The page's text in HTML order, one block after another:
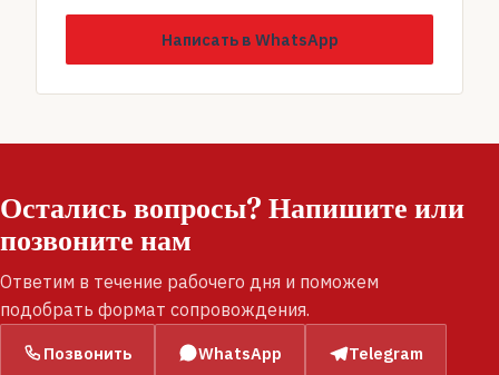
Написать в WhatsApp
Остались вопросы? Напишите или
позвоните нам
Ответим в течение рабочего дня и поможем
подобрать формат сопровождения.
Позвонить WhatsApp Telegram